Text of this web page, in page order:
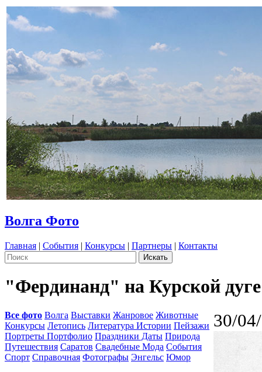
Волга Фото
Главная | События | Конкурсы | Партнеры | Контакты
"Фердинанд" на Курской дуге
Все фото Волга Выставки Жанровое Животные
Конкурсы Летопись Литература Истории Пейзажи
Портреты Портфолио Праздники Даты Природа
Путешествия Саратов Свадебные Мода События
Спорт Справочная Фотографы Энгельс Юмор
30/